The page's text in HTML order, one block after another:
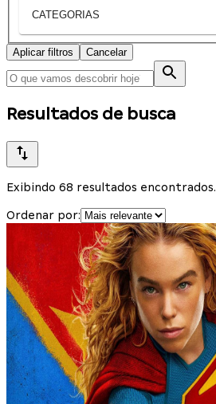
CATEGORIAS
Aplicar filtros Cancelar
Resultados de busca
Exibindo 68 resultados encontrados.
Ordenar por: